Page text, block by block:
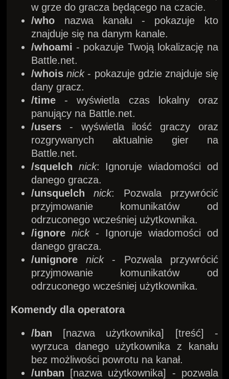
w grze do gracza będącego na czacie.
/who nazwa kanału - pokazuje kto
znajduje się na danym kanale.
/whoami - pokazuje Twoją lokalizację na
Battle.net.
/whois nick- pokazuje gdzie znajduje się
dany gracz.
/time - wyświetla czas lokalny oraz
panujący na Battle.net.
/users - wyświetla ilość graczy oraz
rozgrywanych aktualnie gier na
Battle.net.
/squelch nick: Ignoruje wiadomości od
danego gracza.
/unsquelch
nick: Pozwala przywrócić
przyjmowanie komunikatów od
odrzuconego wcześniej użytkownika.
/ignore nick- Ignoruje wiadomości od
danego gracza.
/unignore nick- Pozwala przywrócić
przyjmowanie komunikatów od
odrzuconego wcześniej użytkownika.
Komendy dla operatora
/ban [nazwa użytkownika] [treść] -
wyrzuca danego użytkownika z kanału
bez możliwości powrotu na kanał.
/unban [nazwa użytkownika] - pozwala